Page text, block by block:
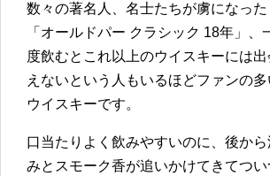
数々の著名人、名士たちが虜になった
「オールドパー クラシック 18年」、
度飲むとこれ以上のウイスキーには出
えないという人もいるほどファンの多
ウイスキーです。
口当たりよく飲みやすいのに、後から
みとスモーク香が追いかけてきてつい